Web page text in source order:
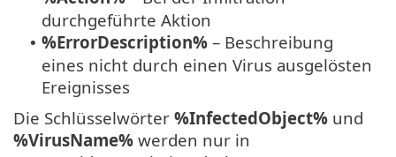
durchgeführte Aktion
• %ErrorDescription% – Beschreibung
eines nicht durch einen Virus ausgelösten
Ereignisses
Die Schlüsselwörter %InfectedObject% und
%VirusName% werden nur in